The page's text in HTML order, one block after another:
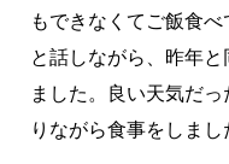
もできなくてご飯食
と話しながら、昨年
ました。良い天気だ
りながら食事をしまし